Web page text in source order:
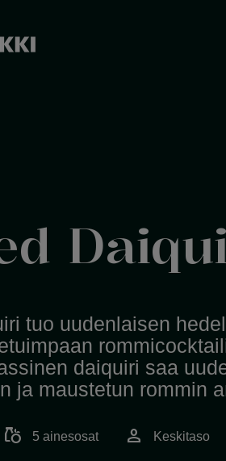
tuo uudenlaisen
daiquiri saa
ja maustetun rommin
grocery 5 ainesosat person Keskitaso